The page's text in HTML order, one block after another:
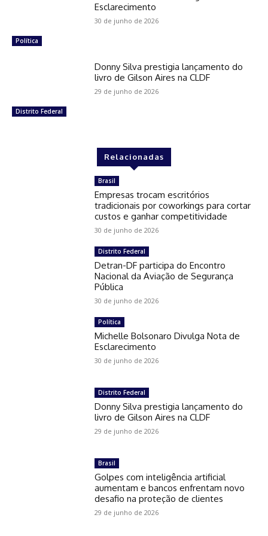
Política
Esclarecimento
30 de junho de 2026
Distrito Federal
Donny Silva prestigia lançamento do
livro de Gilson Aires na CLDF
29 de junho de 2026
Relacionadas
Brasil
Empresas trocam escritórios
tradicionais por coworkings para cortar
custos e ganhar competitividade
30 de junho de 2026
Distrito Federal
Detran-DF participa do Encontro
Nacional da Aviação de Segurança
Pública
30 de junho de 2026
Política
Michelle Bolsonaro Divulga Nota de
Esclarecimento
30 de junho de 2026
Distrito Federal
Donny Silva prestigia lançamento do
livro de Gilson Aires na CLDF
29 de junho de 2026
Brasil
Golpes com inteligência artificial
aumentam e bancos enfrentam novo
desafio na proteção de clientes
29 de junho de 2026